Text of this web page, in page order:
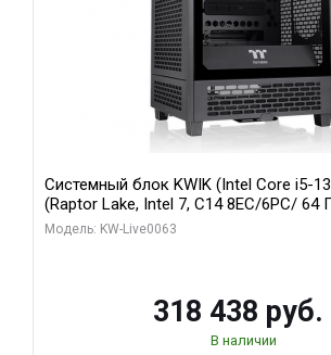
Системный блок KWIK (Intel Core i5-
(Raptor Lake, Intel 7, C14 8EC/6PC/ 64
RTX5080 VENTUS 3X OC 16GB GDDR7
Модель: KW-Live0063
318 438 руб.
В наличии